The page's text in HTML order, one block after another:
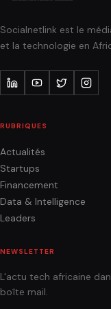
Socialnetlink est le
et la technologie en
RUBRIQUES
Actualités
Startups
Financement
Data & Intelligence
Leaders
NEWSLETTER
L'actu tech africaine
boîte mail.